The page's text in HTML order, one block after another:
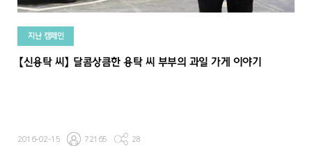
지난 캠페인
【신용탁 씨】 달콤상큼한 용탁 씨 부부의 과일 가게 이야기
2016-02-15 72165 28